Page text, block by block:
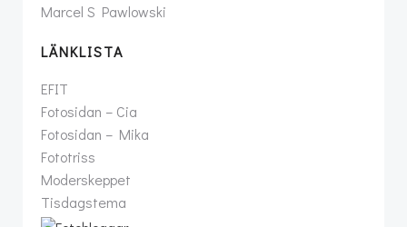
Marcel S Pawlowski
LÄNKLISTA
EFIT
Fotosidan – Cia
Fotosidan – Mika
Fototriss
Moderskeppet
Tisdagstema